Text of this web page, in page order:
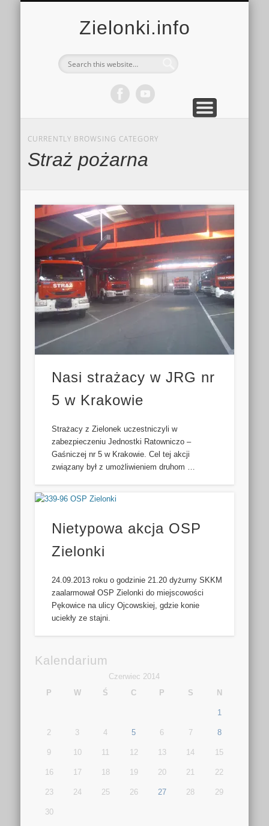
Zielonki.info
CURRENTLY BROWSING CATEGORY
Straż pożarna
Nasi strażacy w JRG nr
5 w Krakowie
Strażacy z Zielonek uczestniczyli w
zabezpieczeniu Jednostki Ratowniczo –
Gaśniczej nr 5 w Krakowie. Cel tej akcji
związany był z umożliwieniem druhom …
Nietypowa akcja OSP
Zielonki
24.09.2013 roku o godzinie 21.20 dyżurny SKKM
zaalarmował OSP Zielonki do miejscowości
Pękowice na ulicy Ojcowskiej, gdzie konie
uciekły ze stajni.
Kalendarium
Czerwiec 2014
P
W Ś C P S N
1
2 3 4 5 6 7 8
9 10 11 12 13 14 15
16 17 18 19 20 21 22
23 24 25 26 27 28 29
30